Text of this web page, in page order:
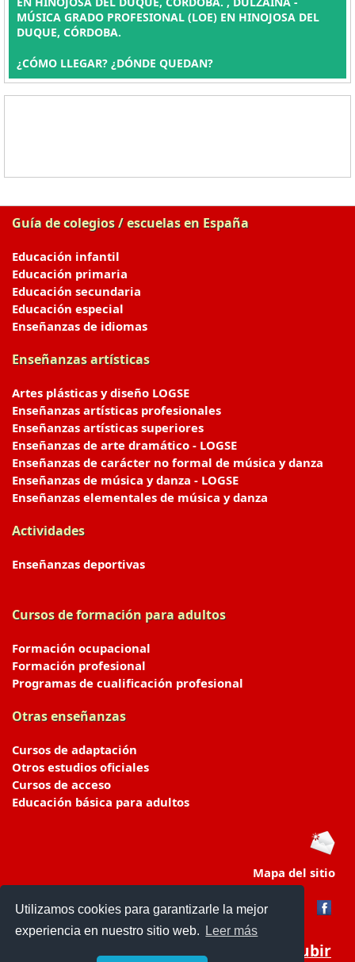
Utilizamos cookies para garantizarle la mejor
experiencia en nuestro sitio web.
Leer más
MÚSICA GRADO PROFESIONAL (LOE) EN HINOJOSA DEL
DUQUE, CÓRDOBA.
¿CÓMO LLEGAR? ¿DÓNDE QUEDAN?
Guía de colegios / escuelas en España
Educación infantil
Educación primaria
Educación secundaria
Educación especial
Enseñanzas de idiomas
Enseñanzas artísticas
Artes plásticas y diseño LOGSE
Enseñanzas artísticas profesionales
Enseñanzas artísticas superiores
Enseñanzas de arte dramático - LOGSE
Enseñanzas de carácter no formal de música y danza
Enseñanzas de música y danza - LOGSE
Enseñanzas elementales de música y danza
Actividades
Enseñanzas deportivas
Cursos de formación para adultos
Formación ocupacional
Formación profesional
Programas de cualificación profesional
Otras enseñanzas
Cursos de adaptación
Otros estudios oficiales
Cursos de acceso
Educación básica para adultos
Mapa del sitio
Subir